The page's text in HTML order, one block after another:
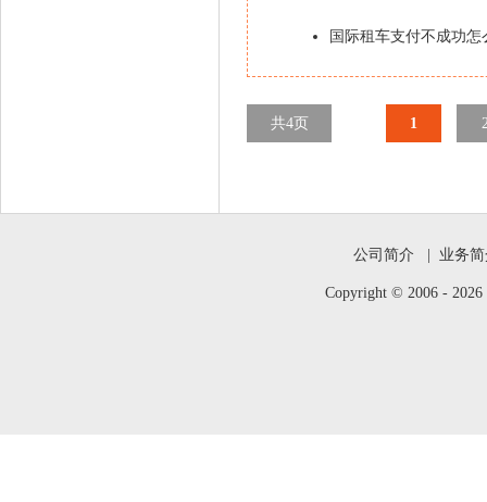
国际租车支付不成功怎
共4页 1
公司简介 业务
Copyright © 2006 -